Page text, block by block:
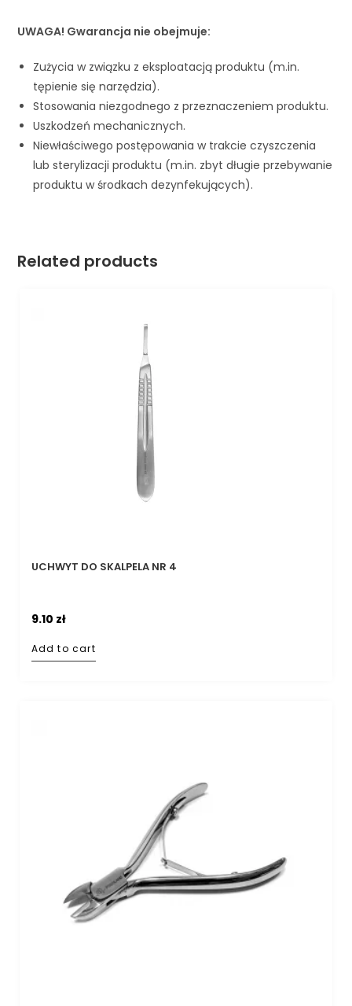
UWAGA! Gwarancja nie obejmuje:
Zużycia w związku z eksploatacją produktu (m.in.
tępienie się narzędzia).
Stosowania niezgodnego z przeznaczeniem produktu.
Uszkodzeń mechanicznych.
Niewłaściwego postępowania w trakcie czyszczenia
lub sterylizacji produktu (m.in. zbyt długie przebywanie
produktu w środkach dezynfekujących).
Related products
UCHWYT DO SKALPELA NR 4
9.10 zł
Add to cart